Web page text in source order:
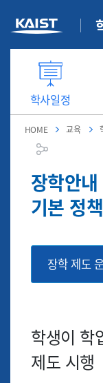
학사일정
장학안내
기본 정책
HOME 교육
장학 제도
학생이 학
제도 시행